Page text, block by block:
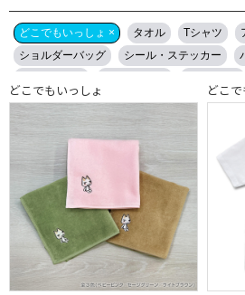
どこでもいっしょ × タオル Tシャツ
ショルダーバッグ
シール・ステッカー
マグカップ
その他（生活用品） ピンク
どこでもいっしょ どこ